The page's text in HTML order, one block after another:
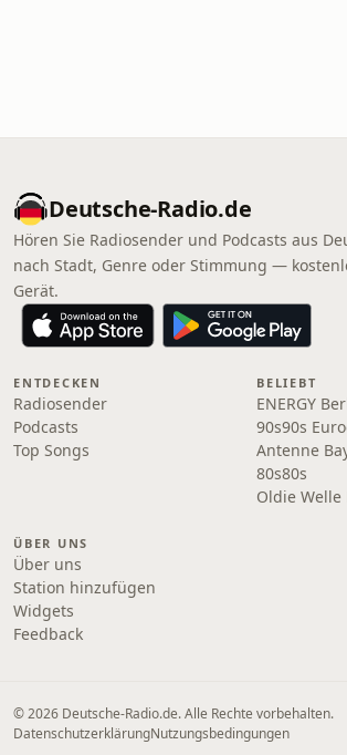
Deutsche-Radio.de
Hören Sie Radiosender und Podcasts aus
nach Stadt, Genre oder Stimmung —
Gerät.
ENTDECKEN
Radiosender
Podcasts
Top Songs
BELIEBT
ENERGY
90s90s
Antenne
80s80s
Oldie
ÜBER UNS
Über uns
Station hinzufügen
Widgets
Feedback
© 2026 Deutsche-Radio.de. Alle Rechte vorbehalten.
DatenschutzerklärungNutzungsbedingungen